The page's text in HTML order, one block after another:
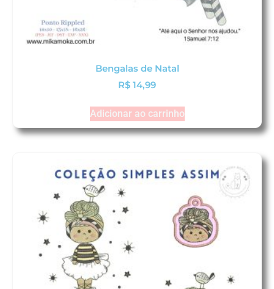
Bengalas de Natal
R$ 14,99
Adicionar ao carrinho